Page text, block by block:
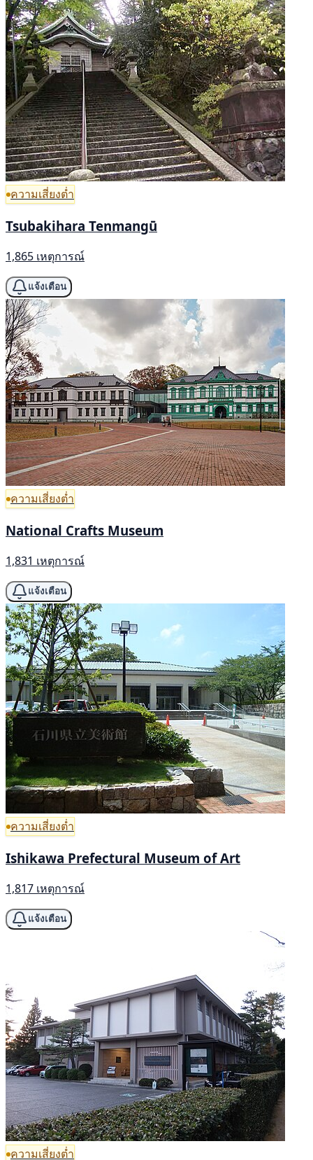
ความเสี่ยงต่ำ
Tsubakihara Tenmangū
1,865 เหตุการณ์
แจ้งเตือน
ความเสี่ยงต่ำ
National Crafts Museum
1,831 เหตุการณ์
แจ้งเตือน
ความเสี่ยงต่ำ
Ishikawa Prefectural Museum of Art
1,817 เหตุการณ์
แจ้งเตือน
ความเสี่ยงต่ำ